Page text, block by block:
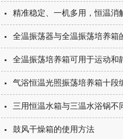
鼓风干燥箱的使用方法